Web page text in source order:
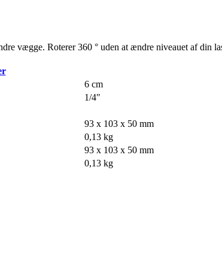
vægge. Roterer 360 ° uden at ændre niveauet af din
6 cm
1/4"
93 x 103 x 50 mm
0,13 kg
93 x 103 x 50 mm
0,13 kg